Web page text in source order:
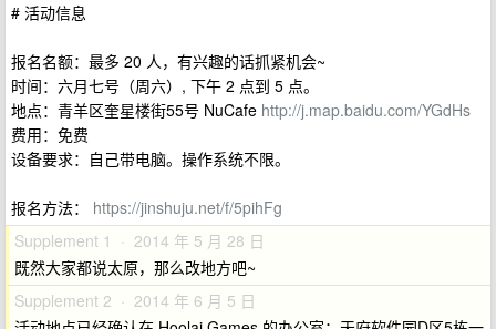
# 活动信息
报名名额：最多 20 人，有兴趣的话抓紧机会~
时间：六月七号（周六）, 下午 2 点到 5 点。
地点：青羊区奎星楼街55号 NuCafe http://j.map.baidu.com/YGdHs
费用：免费
设备要求：自己带电脑。操作系统不限。
报名方法： https://jinshuju.net/f/5pihFg
Supplement 1 · 2014 年 5 月 28 日
既然大家都说太原，那么改地方吧~
Supplement 2 · 2014 年 6 月 5 日